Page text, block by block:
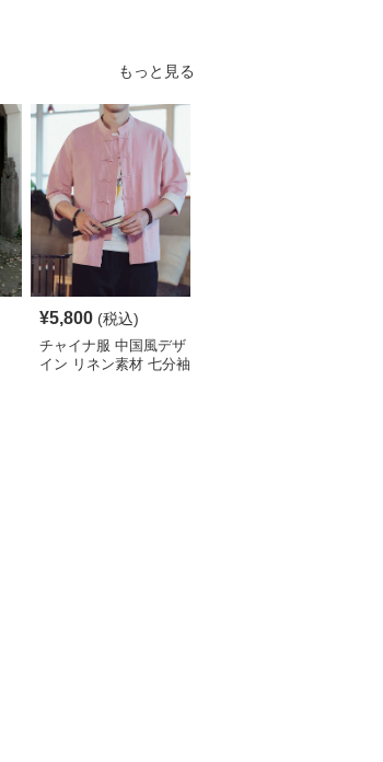
もっと見る
¥5,800 (税込)
チャイナ服 中国風デザ
イン リネン素材 七分袖